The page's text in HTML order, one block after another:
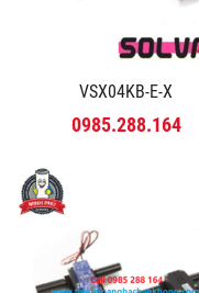
VSX04KB-E-X
0985.288.164